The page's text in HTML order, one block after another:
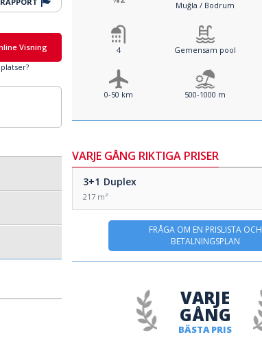
Visning
Muğla / Bodrum
4 Gemensam pool
0-50 km 500-1000 m
VARJE GÅNG RIKTIGA PRISER
3+1 Duplex
217 m²
FRÅGA OM EN PRISLISTA OCH
BETALNINGSPLAN
BÄSTA PRIS
VARJE
GÅNG